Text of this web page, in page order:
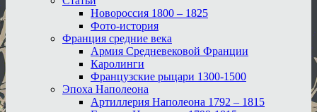
Новороссия 1800 – 1825
Фото-история
Франция средние века
Армия Средневековой Франции
Каролинги
Французские рыцари 1300-1500
Эпоха Наполеона
Артиллерия Наполеона 1792 – 1815